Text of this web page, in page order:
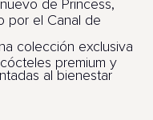
de Princess,
por el Canal de
colección exclusiva
premium y
al bienestar